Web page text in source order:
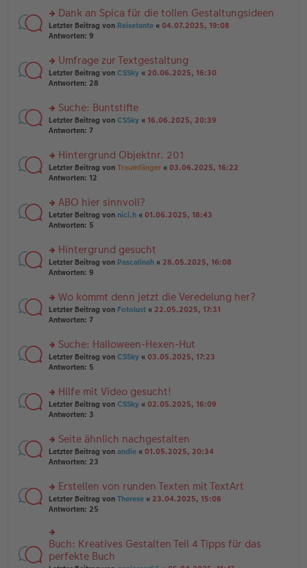
ger
B
ei
tr
g
el
es
e
B
ei
tr
g
rs
te
n
g
el
e
n
er
tr
a
g
Dank an Spica für die tollen Gestaltungsideen
Letzter Beitrag von Reisetante « 04.07.2025, 19:08
Antworten: 9
rs
te
n
g
el
e
n
er
tr
a
g
Umfrage zur Textgestaltung
Letzter Beitrag von CSSky « 20.06.2025, 16:30
Antworten: 28
rs
te
n
g
el
e
n
er
tr
a
g
Suche: Buntstifte
Letzter Beitrag von CSSky « 16.06.2025, 20:39
Antworten: 7
rs
te
n
g
el
e
n
er
tr
a
g
Hintergrund Objektnr. 201
Letzter Beitrag von Traumfänger « 03.06.2025, 16:22
Antworten: 12
rs
te
n
g
el
e
n
er
tr
a
g
ABO hier sinnvoll?
Letzter Beitrag von nici.h « 01.06.2025, 18:43
Antworten: 5
rs
te
n
g
el
e
n
er
tr
a
g
Hintergrund gesucht
Letzter Beitrag von Pascalinah « 28.05.2025, 16:08
Antworten: 9
rs
te
n
g
el
e
n
er
tr
a
g
Wo kommt denn jetzt die Veredelung her?
Letzter Beitrag von Fotolust « 22.05.2025, 17:31
Antworten: 7
rs
te
n
g
el
e
n
er
tr
a
g
Suche: Halloween-Hexen-Hut
Letzter Beitrag von CSSky « 03.05.2025, 17:23
Antworten: 5
rs
te
n
g
el
e
n
er
tr
a
g
Hilfe mit Video gesucht!
Letzter Beitrag von CSSky « 02.05.2025, 16:09
Antworten: 3
rs
te
n
g
el
e
n
er
B
Seite ähnlich nachgestalten
Letzter Beitrag von andie « 01.05.2025, 20:34
Antworten: 23
rs
te
u
n
g
el
Erstellen von runden Texten mit TextArt
Letzter Beitrag von Therese « 23.04.2025, 15:06
Antworten: 25
rs
te
r
Buch: Kreatives Gestalten Teil 4 Tipps für das
perfekte Buch